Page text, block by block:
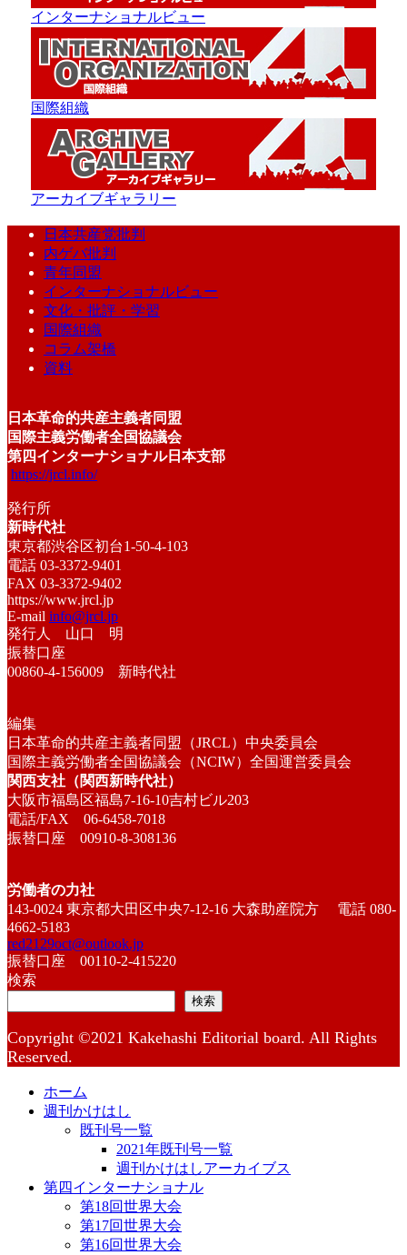
インターナショナルビュー
国際組織
アーカイブギャラリー
日本共産党批判
内ゲバ批判
青年同盟
インターナショナルビュー
文化・批評・学習
国際組織
コラム架橋
資料
日本革命的共産主義者同盟
国際主義労働者全国協議会
第四インターナショナル日本支部
https://jrcl.info/
発行所
新時代社
東京都渋谷区初台1-50-4-103
電話 03-3372-9401
FAX 03-3372-9402
https://www.jrcl.jp
E-mail info@jrcl.jp
発行人 山口 明
振替口座
00860-4-156009 新時代社
編集
日本革命的共産主義者同盟（JRCL）中央委員会
国際主義労働者全国協議会（NCIW）全国運営委員会
関西支社（関西新時代社）
大阪市福島区福島7-16-10吉村ビル203
電話/FAX 06-6458-7018
振替口座 00910-8-308136
労働者の力社
143-0024 東京都大田区中央7-12-16 大森助産院方 電話 080-
4662-5183
red2129oct@outlook.jp
振替口座 00110-2-415220
検索
検索
Copyright ©2021 Kakehashi Editorial board. All Rights
Reserved.
ホーム
週刊かけはし
既刊号一覧
2021年既刊号一覧
週刊かけはしアーカイブス
第四インターナショナル
第18回世界大会
第17回世界大会
第16回世界大会